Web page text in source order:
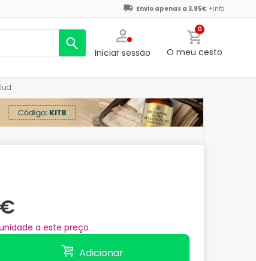
Envio apenas a 3,85€ +info
Iniciar sessão
0
O meu cesto
a este preço
Adicionar